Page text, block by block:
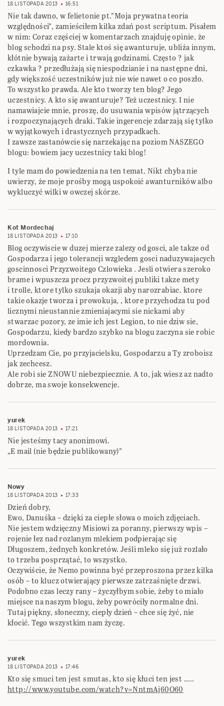
18 LISTOPADA 2013
16:51
Nie tak dawno, w felietonie pt.”Moja prywatna teoria
względności”, zamieściłem kilka zdań post scriptum. Pisałem
w nim: Coraz częściej w komentarzach znajduję opinie, że
blog schodzi na psy. Stale ktoś się awanturuje, ubliża innym,
kłótnie bywają zażarte i trwają godzinami. Często ? jak
czkawka ? przedłużają się niespodzianie i na następne dni,
gdy większość uczestników już nie wie nawet o co poszło.
To wszystko prawda. Ale kto tworzy ten blog? Jego
uczestnicy. A kto się awanturuje? Też uczestnicy. I nie
namawiajcie mnie, proszę, do usuwania wpisów jątrzących
i rozpoczynających draki. Takie ingerencje zdarzają się tylko
w wyjątkowych i drastycznych przypadkach.
I zawsze zastanówcie się narzekając na poziom NASZEGO
blogu: bowiem jacy uczestnicy taki blog!
I tyle mam do powiedzenia na ten temat. Nikt chyba nie
uwierzy, że moje prośby mogą uspokoić awanturników albo
wykluczyć wilki w owczej skórze.
Kot Mordechaj
18 LISTOPADA 2013 17:10
Blog oczywiscie w duzej mierze zalezy od gosci, ale takze od
Gospodarza i jego tolerancji wzgledem gosci naduzywajacych
goscinnosci Przyzwoitego Czlowieka . Jesli otwiera szeroko
brame i wpuszcza procz przyzwoitej publiki takze mety
i trolle, ktore tylko szukaja okazji aby narozrabiac. ktore
takie okazje tworza i prowokuja, , ktore przychodza tu pod
licznymi nieustannie zmieniajacymi sie nickami aby
stwarzac pozory, ze imie ich jest Legion, to nie dziw sie,
Gospodarzu, kiedy bardzo szybko na blogu zaczyna sie robic
mordownia.
Uprzedzam Cie, po przyjacielsku, Gospodarzu a Ty zroboisz
jak zechcesz.
Ale robi sie ZNOWU niebezpiecznie. A to, jak wiesz az nadto
dobrze, ma swoje konsekwencje.
yurek
18 LISTOPADA 2013 17:21
Nie jesteśmy tacy anonimowi.
„E mail (nie będzie publikowany)”
Nowy
18 LISTOPADA 2013 17:33
Dzień dobry,
Ewo, Danuśka – dzięki za ciepłe słowa o moich zdjęciach.
Nie jestem wdzięczny Misiowi za poranny, pierwszy wpis –
rojenie łez nad rozlanym mlekiem podpierając się
Długoszem, żednych konkretów. Jeśli mleko się już rozlało
to trzeba posprzątać, to wszystko.
Oczywiście, że Nemo powinna być przeproszona przez kilka
osób – to klucz otwierający pierwsze zatrzaśnięte drzwi.
Podobno czas leczy rany – życzyłbym sobie, żeby to miało
miejsce na naszym blogu, żeby powróciły normalne dni.
Tutaj piękny, słoneczny, ciepły dzień – chce się żyć, nie
kłocić. Tego wszystkim nam życzę.
yurek
18 LISTOPADA 2013 17:46
Kto się smuci ten jest smutas, kto się kłuci ten jest …..
http://www.youtube.com/watch?v=NntmAj60O60